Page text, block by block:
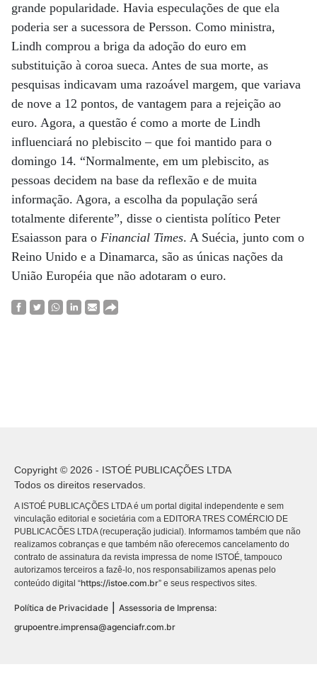
grande popularidade. Havia especulações de que ela
poderia ser a sucessora de Persson. Como ministra,
Lindh comprou a briga da adoção do euro em
substituição à coroa sueca. Antes de sua morte, as
pesquisas indicavam uma razoável margem, que variava
de nove a 12 pontos, de vantagem para a rejeição ao
euro. Agora, a questão é como a morte de Lindh
influenciará no plebiscito – que foi mantido para o
domingo 14. “Normalmente, em um plebiscito, as
pessoas decidem na base da reflexão e de muita
informação. Agora, a escolha da população será
totalmente diferente”, disse o cientista político Peter
Esaiasson para o Financial Times. A Suécia, junto com o
Reino Unido e a Dinamarca, são as únicas nações da
União Européia que não adotaram o euro.
Copyright © 2026 - ISTOÉ PUBLICAÇÕES LTDA
Todos os direitos reservados.
A ISTOÉ PUBLICAÇÕES LTDA é um portal digital independente e sem
vinculação editorial e societária com a EDITORA TRES COMÉRCIO DE
PUBLICACÕES LTDA (recuperação judicial). Informamos também que não
realizamos cobranças e que também não oferecemos cancelamento do
contrato de assinatura da revista impressa de nome ISTOÉ, tampouco
autorizamos terceiros a fazê-lo, nos responsabilizamos apenas pelo
conteúdo digital “https://istoe.com.br” e seus respectivos sites.
Política de Privacidade
Assessoria de Imprensa:
grupoentre.imprensa@agenciafr.com.br